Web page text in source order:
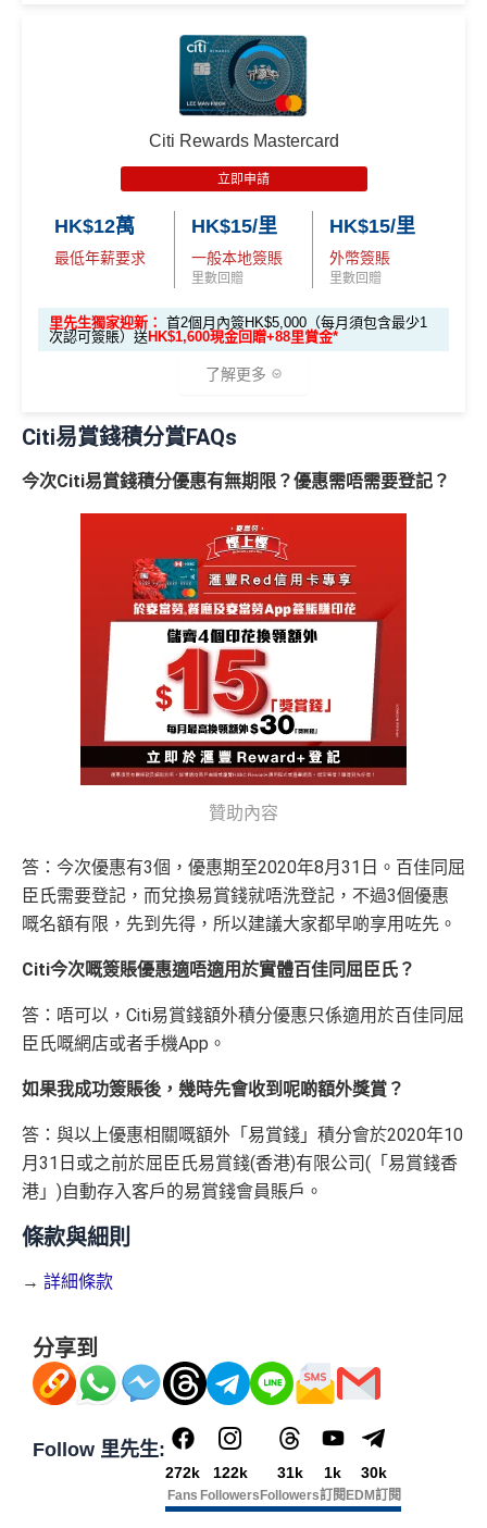
查看更多信用卡詳情及分析...
因此就算獲第三方廣告客戶贊助，我們並
Disclaimer: At MrMiles, we strive to keep
our information accurate and up to date. This information
may be different than what you see when you visit a finan
cial institution, service provider or specific product’s site. F
or any discrepancy in product information, please refer to t
he financial institution’s website for the most updated versi
on. All financial products and services are presented witho
ough third party advertisers. However, the results of our c
omparison tools which are not marked as sponsored are a
lways based on objective analysis first.
喺如果all in星期一2%簽賬回贈嘅話，簽HK$10,000就
查看更多信用卡詳情及分析...
獎賞於完成簽賬條件後5個曆月內自動存入至認可信用
Citi新客 ＝ 過去12個月內沒有取消或持有過任何Citiba
nk信用卡
用PayMe/Alipay等電子錢包增值都計迎新，不過要留
意手續費
優點
一年可以免費用12次香港Plaza Premium Lounge (用
PayMe攻略) 或→
有海外簽帳(包括海外網上)都變HK$3 = 1 里(
都加埋落去睇夠唔夠HK$20,000)
機票俾稅都得)，個旅遊保障包括埋遺失行李，旅程延
誤等，部份高危活動都無列入不受保如40米深以內潛
水、滑雪、跳傘
港元支付海外商戶(如Apple Music)無1% CBF手續費
(但無積分)
可以玩到Avios！
Avios有
Household account可以全家一齊儲共用里數
可以玩到酒店積分計劃！
Citibank積分無限期
訂酒店有得用Citi獨家code：Expedia 酒店折扣代碼
❎缺點
es
DCC無積分
訪之金融機構、服務供應商或特定產品網站有所出入，所
有金融產品和服務均以他們作準，請參閱相關金融機構的
網站為產品資訊的最更新版本。 本網站產品之比較結果建
不會特別註明。
may be different than what you see when you visit a finan
or any discrepancy in product information, please refer to t
he financial institution’s website for the most updated versi
on. All financial products and services are presented witho
ough third party advertisers. However, the results of our c
omparison tools which are not marked as sponsored are a
lways based on objective analysis first.
高達60,000迎新里數
2026年7月1日至9月30日
立即申請:MrMiles.hk/citi-apply
stige-form
不論新舊客！如果你申請時持有或成功申請Citigold / C
itigold Private Client 戶口+交首年年費HK$3,800，先賺
60,000里數 (相等於720,000積分)，換到雙人日本來回
經濟艙機票！另外，發卡後首2個月內累積認可簽賬
滿HK$5,000或以上（每月須包含最少1次認可簽
不論新舊客，成功申請及交首年年費
00積分)
申請時有 Citigold / Citigold Private Cl
ient 戶口
30,000里數
(相等於360,0
00積分)
發卡後首2個月內累積認可簽賬滿HK
$5,000或以上（每月須包含最少1次
認可簽賬）
HK$1,600現
金回贈
分
如果唔怕麻煩其實應該開咗個 Citigold / Citigold Private
倍迎新：30,000里數(相等於360,000積分) > 60,000
迎新條件及冷河期
可以拎咗Citibank其他信用卡先再拎呢張Citi Prestige，
張卡(如果先拎Citi Prestige再拎Citi PM，咁Citi PM會
無迎新)
*38新會員+成功批卡派出50額外里賞金。每1里賞金 ≈ HK
$1，可兌換FPS轉數快回贈！詳情
每年肯俾年費可拎返240,000積分
PayMe/支付寶HK/Wechat Pay都有無上限$6=1里
平日簽賬無上限$6=1里
年資獎賞高達30%
有送Priority Pass可以無限次入機場Lounge
Citi Rewards Mastercard
立即申請
HK$12萬
最低年薪要求
HK$15/里
一般本地簽賬
里數回贈
HK$15/里
外幣簽賬
里數回贈
里先生獨家迎新： 首2個月內簽HK$5,000（每月須包含最少1
次認可簽賬）送HK$1,600現金回贈+88里賞金*
了解更多
🎁迎新禮遇
優惠期：2026年7月1日至9月30日
MrMiles.hk/citi-apply
申請完填Form賺多88里賞金*:
MrMiles.hk/citi-rewards-mc-form(Citi Rew
ards MasterCard)
MrMiles.hk/citi-rewards-cup-form
ards 銀聯卡)
2026年10月31日或之前成功批卡，及首2個月內累積認
可簽賬滿HK$5,000或以上（每月須包含最少1次認可
簽賬）賺HK$1,600 現金回贈
首3個月內累積認可簽賬滿HK$1,000或
*38新會員+成功批卡派出50額外里賞金。每1里賞金 ≈ HK
$1，可兌換FPS轉數快回贈！詳情MrMiles.hk/mmcredit
卡戶口
Citi新客 ＝ 過去12個月內沒有取消或持有過任何Citiba
nk信用卡
意手續費
✅ 優點
積分無限期，儲夠先換里數，減低平均手續費
年薪唔夠申請Citibank高級卡既話申請Citi Rewards食
持續地都有
❎缺點
有轉換里數手續費上限HK$300(每5,000里收HK$50)
只係購物及娛樂簽賬類別時先抵用，其他本地簽賬得H
K$15=1 Avios/Asia Miles
Citi易賞錢積分賞FAQs
今次Citi易賞錢積分優惠有無期限？優惠需唔需要登記？
贊助內容
答：今次優惠有3個，優惠期至2020年8月31日。百佳同屈
臣氏需要登記，而兌換易賞錢就唔洗登記，不過3個優惠
嘅名額有限，先到先得，所以建議大家都早啲享用咗先。
Citi今次嘅簽賬優惠適唔適用於實體百佳同屈臣氏？
答：唔可以，Citi易賞錢額外積分優惠只係適用於百佳同屈
臣氏嘅網店或者手機App。
如果我成功簽賬後，幾時先會收到呢啲額外獎賞？
答：與以上優惠相關嘅額外「易賞錢」積分會於2020年10
月31日或之前於屈臣氏易賞錢(香港)有限公司(「易賞錢香
港」)自動存入客戶的易賞錢會員賬戶。
條款與細則
→ 詳細條款
分享到
Follow 里先生:
272k
Fans
122k
Followers
31k
Followers
1k
訂閱
30k
EDM訂閱